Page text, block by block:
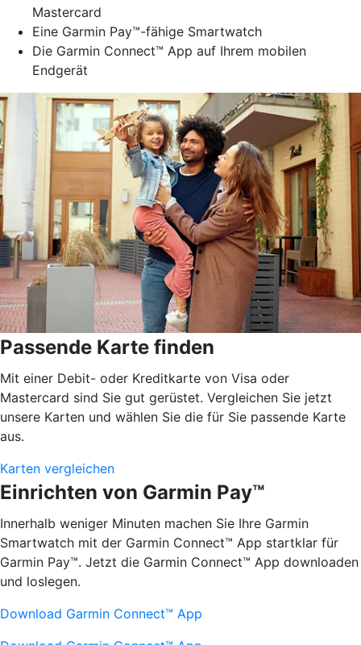
Mastercard
Eine Garmin Pay™-fähige Smartwatch
Die Garmin Connect™ App auf Ihrem mobilen
Endgerät
Passende Karte finden
Mit einer Debit- oder Kreditkarte von Visa oder
Mastercard sind Sie gut gerüstet. Vergleichen Sie jetzt
unsere Karten und wählen Sie die für Sie passende Karte
aus.
Karten vergleichen
Einrichten von Garmin Pay™
Innerhalb weniger Minuten machen Sie Ihre Garmin
Smartwatch mit der Garmin Connect™ App startklar für
Garmin Pay™. Jetzt die Garmin Connect™ App downloaden
und loslegen.
Download Garmin Connect™ App